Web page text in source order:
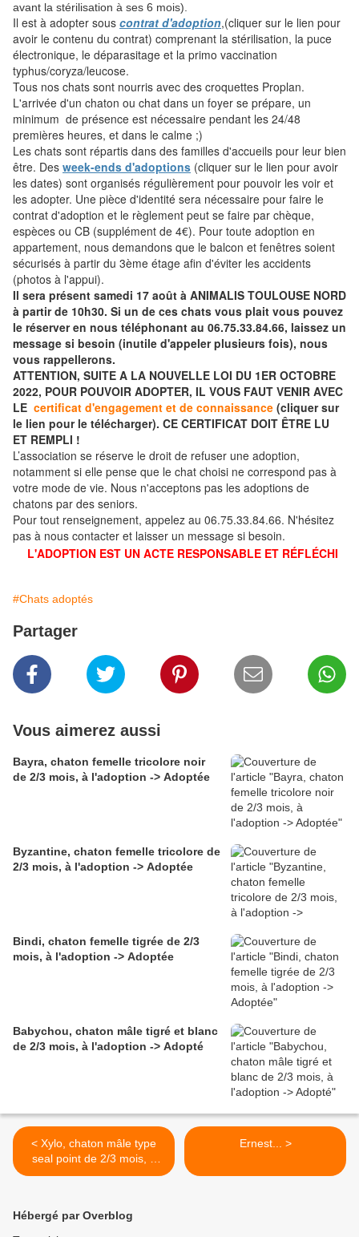
avant la stérilisation à ses 6 mois).
Il est à adopter sous contrat d'adoption,(cliquer sur le lien pour
avoir le contenu du contrat) comprenant la stérilisation, la puce
électronique, le déparasitage et la primo vaccination
typhus/coryza/leucose.
Tous nos chats sont nourris avec des croquettes Proplan.
L'arrivée d'un chaton ou chat dans un foyer se prépare, un
minimum de présence est nécessaire pendant les 24/48
premières heures, et dans le calme ;)
Les chats sont répartis dans des familles d'accueils pour leur bien
être. Des week-ends d'adoptions (cliquer sur le lien pour avoir
les dates) sont organisés régulièrement pour pouvoir les voir et
les adopter. Une pièce d'identité sera nécessaire pour faire le
contrat d'adoption et le règlement peut se faire par chèque,
espèces ou CB (supplément de 4€). Pour toute adoption en
appartement, nous demandons que le balcon et fenêtres soient
sécurisés à partir du 3ème étage afin d'éviter les accidents
(photos à l'appui).
Il sera présent samedi 17 août à ANIMALIS TOULOUSE NORD
à partir de 10h30. Si un de ces chats vous plait vous pouvez
le réserver en nous téléphonant au 06.75.33.84.66, laissez un
message si besoin (inutile d'appeler plusieurs fois), nous
vous rappellerons.
ATTENTION, SUITE A LA NOUVELLE LOI DU 1ER OCTOBRE
2022, POUR POUVOIR ADOPTER, IL VOUS FAUT VENIR AVEC
LE certificat d'engagement et de connaissance (cliquer sur
le lien pour le télécharger). CE CERTIFICAT DOIT ÊTRE LU
ET REMPLI !
L’association se réserve le droit de refuser une adoption,
notamment si elle pense que le chat choisi ne correspond pas à
votre mode de vie. Nous n'acceptons pas les adoptions de
chatons par des seniors.
Pour tout renseignement, appelez au 06.75.33.84.66. N'hésitez
pas à nous contacter et laisser un message si besoin.
L'ADOPTION EST UN ACTE RESPONSABLE ET RÉFLÉCHI
#Chats adoptés
Partager
Vous aimerez aussi
Bayra, chaton femelle tricolore noir
de 2/3 mois, à l'adoption -> Adoptée
Byzantine, chaton femelle tricolore de
2/3 mois, à l'adoption -> Adoptée
Bindi, chaton femelle tigrée de 2/3
mois, à l'adoption -> Adoptée
Babychou, chaton mâle tigré et blanc
de 2/3 mois, à l'adoption -> Adopté
< Xylo, chaton mâle type
seal point de 2/3 mois, à
l'adoption -> adopté
Ernest... >
Hébergé par Overblog